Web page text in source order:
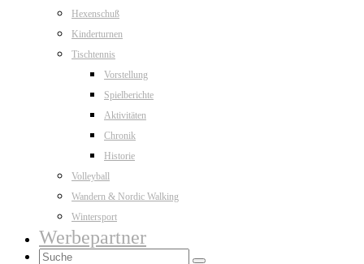
Hexenschuß
Kinderturnen
Tischtennis
Vorstellung
Spielberichte
Aktivitäten
Chronik
Historie
Volleyball
Wandern & Nordic Walking
Wintersport
Werbepartner
Suche